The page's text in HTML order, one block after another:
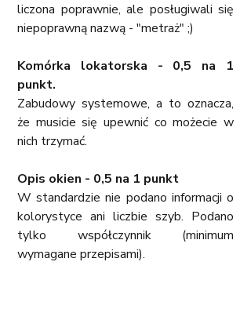
liczona poprawnie, ale posługiwali się
niepoprawną nazwą - "metraż" ;)
Komórka lokatorska - 0,5 na 1
punkt.
Zabudowy systemowe, a to oznacza,
że musicie się upewnić co możecie w
nich trzymać.
Opis okien - 0,5 na 1 punkt
W standardzie nie podano informacji o
kolorystyce ani liczbie szyb. Podano
tylko współczynnik (minimum
wymagane przepisami).